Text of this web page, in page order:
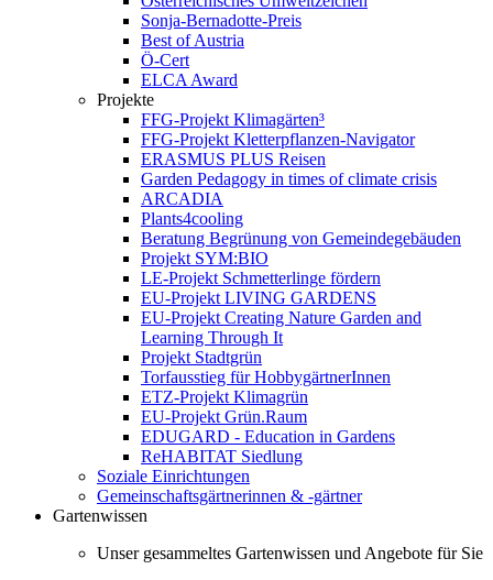
Sonja-Bernadotte-Preis
Best of Austria
Ö-Cert
ELCA Award
Projekte
FFG-Projekt Klimagärten³
FFG-Projekt Kletterpflanzen-Navigator
ERASMUS PLUS Reisen
Garden Pedagogy in times of climate crisis
ARCADIA
Plants4cooling
Beratung Begrünung von Gemeindegebäuden
Projekt SYM:BIO
LE-Projekt Schmetterlinge fördern
EU-Projekt LIVING GARDENS
EU-Projekt Creating Nature Garden and
Learning Through It
Projekt Stadtgrün
Torfausstieg für HobbygärtnerInnen
ETZ-Projekt Klimagrün
EU-Projekt Grün.Raum
EDUGARD - Education in Gardens
ReHABITAT Siedlung
Soziale Einrichtungen
Gemeinschaftsgärtnerinnen & -gärtner
Gartenwissen
Unser gesammeltes Gartenwissen und Angebote für Sie